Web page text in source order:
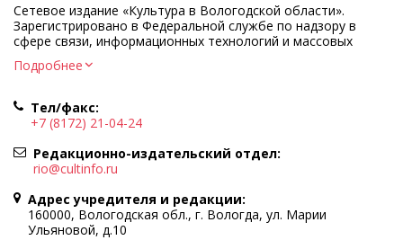
Сетевое издание «Культура в Вологодской области».
Зарегистрировано в Федеральной службе по надзору в
сфере связи, информационных технологий и массовых
Регистрационный номер и дата принятия решения о
Учредитель КУ ВО «Информационно-аналитический центр
культуры»
Адрес учредителя и редакции: 160000, Вологодская обл., г.
Вологда, ул. Марии Ульяновой, д.10
Главный редактор — Легчанова Елена Григорьевна
Политика в отношении обработки персональных данных
При полном или частичном использовании информации
Подробнее
Тел/факс:
+7 (8172) 21-04-24
Редакционно-издательский отдел:
rio@cultinfo.ru
Адрес учредителя и редакции:
160000, Вологодская обл., г. Вологда, ул. Марии
Ульяновой, д.10